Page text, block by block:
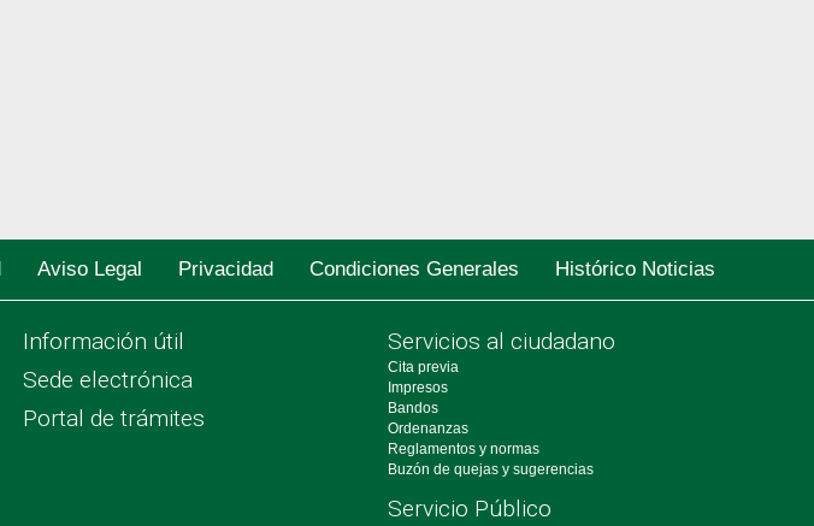
Aviso Legal Privacidad Condiciones Generales Histórico Noticias
Información útil
Sede electrónica
Portal de trámites
Servicios al ciudadano
Cita previa
Impresos
Bandos
Ordenanzas
Reglamentos y normas
Buzón de quejas y sugerencias
Servicio Público